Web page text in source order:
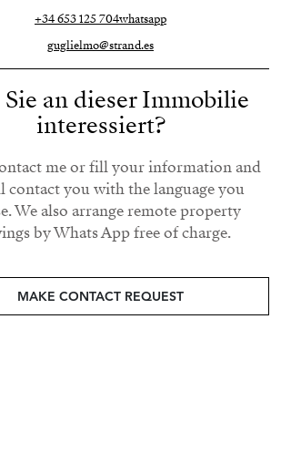
+34 653 125 704whatsapp
guglielmo@strand.es
an dieser Immobilie
interessiert?
me or fill your information and
contact you with the language you
We also arrange remote property
by Whats App free of charge.
MAKE CONTACT REQUEST